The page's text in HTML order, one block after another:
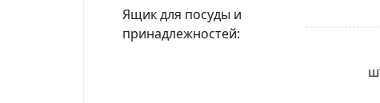
Ящик для посуды и
принадлежностей